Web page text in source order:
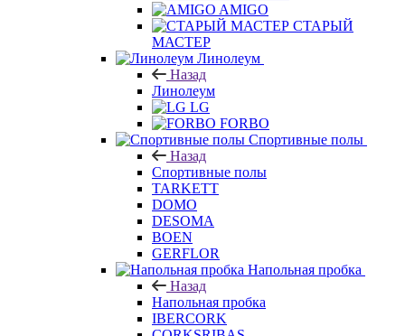
AMIGO
СТАРЫЙ
МАСТЕР
Линолеум
Назад
Линолеум
LG
FORBO
Спортивные полы
Назад
Спортивные полы
TARKETT
DOMO
DESOMA
BOEN
GERFLOR
Напольная пробка
Назад
Напольная пробка
IBERCORK